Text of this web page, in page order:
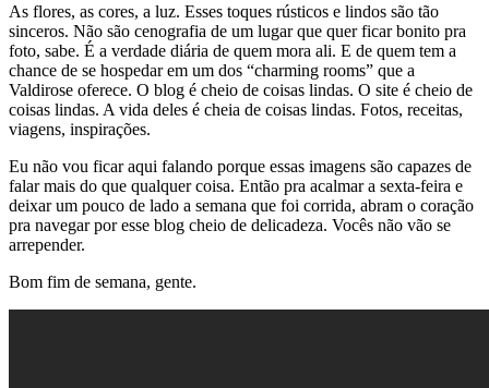
As flores, as cores, a luz. Esses toques rústicos e lindos são tão
sinceros. Não são cenografia de um lugar que quer ficar bonito pra
foto, sabe. É a verdade diária de quem mora ali. E de quem tem a
chance de se hospedar em um dos “charming rooms” que a
Valdirose oferece. O blog é cheio de coisas lindas. O site é cheio de
coisas lindas. A vida deles é cheia de coisas lindas. Fotos, receitas,
viagens, inspirações.
Eu não vou ficar aqui falando porque essas imagens são capazes de
falar mais do que qualquer coisa. Então pra acalmar a sexta-feira e
deixar um pouco de lado a semana que foi corrida, abram o coração
pra navegar por esse blog cheio de delicadeza. Vocês não vão se
arrepender.
Bom fim de semana, gente.